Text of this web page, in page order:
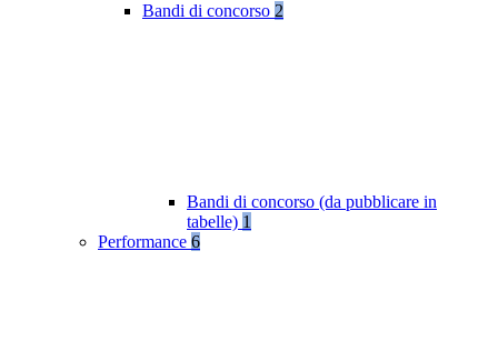
Bandi di concorso 2
Bandi di concorso (da pubblicare in
tabelle) 1
Performance 6